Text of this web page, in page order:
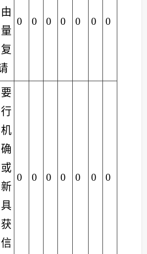
0 0 0 0 0 0 0
0 0 0 0 0 0 0